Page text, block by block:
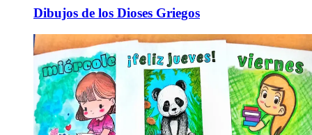
Dibujos de los Dioses Griegos